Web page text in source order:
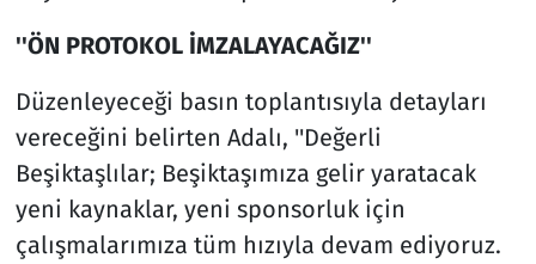
''ÖN PROTOKOL İMZALAYACAĞIZ''
Düzenleyeceği basın toplantısıyla detayları
vereceğini belirten Adalı, ''Değerli
Beşiktaşlılar; Beşiktaşımıza gelir yaratacak
yeni kaynaklar, yeni sponsorluk için
çalışmalarımıza tüm hızıyla devam ediyoruz.